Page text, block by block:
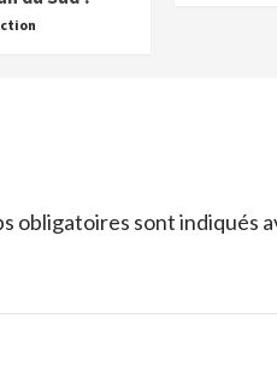
obligatoires sont indiqués